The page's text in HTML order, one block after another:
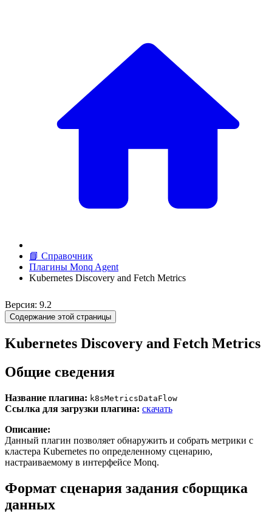
📘 Справочник
Плагины Monq Agent
Kubernetes Discovery and Fetch Metrics
Версия: 9.2
Содержание этой страницы
Kubernetes Discovery and Fetch Metrics
Общие сведения
Название плагина: k8sMetricsDataFlow
Ссылка для загрузки плагина: скачать
Описание:
Данный плагин позволяет обнаружить и собрать метрики с
кластера Kubernetes по определенному сценарию,
настраиваемому в интерфейсе Monq.
Формат сценария задания сборщика
данных